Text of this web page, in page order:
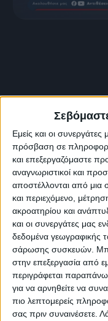
Εμείς και οι
πρόσβαση σε
και επεξεργαζόμαστε
αναγνωριστικοί και
αποστέλλονται από μια
και περιεχόμενο,
ακροατηρίου και
και οι συνεργάτες μας
δεδομένα γεωγραφικής
σάρωσης συσκευών.
στην επεξεργασία από
περιγράφεται
για να αρνηθείτε να
πιο λεπτομερείς
σας πριν συναινέσετε.
17 Ιουλίου, 2026